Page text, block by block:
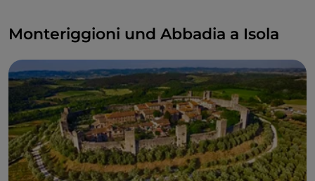
Monteriggioni und Abbadia a Isola